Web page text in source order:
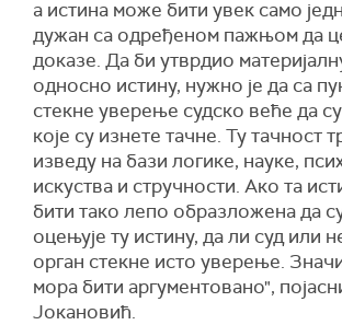
а истина може бити увек само
дужан са одређеном пажњом да
доказе. Да би утврдио
односно истину, нужно је да са
стекне уверење судско веће да
које су изнете тачне. Ту тачност
изведу на бази логике, науке,
искуства и стручности. Ако та
бити тако лепо образложена да
оцењује ту истину, да ли суд или
орган стекне исто уверење.
мора бити аргументовано",
Јокановић.